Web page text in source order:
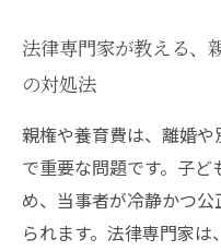
法律専門家が教える、
の対処法
親権や養育費は、離婚
で重要な問題です。子
め、当事者が冷静かつ
られます。法律専門家